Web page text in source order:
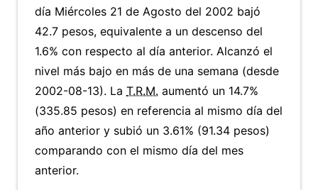
día Miércoles 21 de Agosto del 2002 bajó
42.7 pesos, equivalente a un descenso del
1.6% con respecto al día anterior. Alcanzó el
nivel más bajo en más de una semana (desde
2002-08-13). La T.R.M. aumentó un 14.7%
(335.85 pesos) en referencia al mismo día del
año anterior y subió un 3.61% (91.34 pesos)
comparando con el mismo día del mes
anterior.